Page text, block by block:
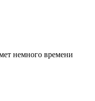
немного времени